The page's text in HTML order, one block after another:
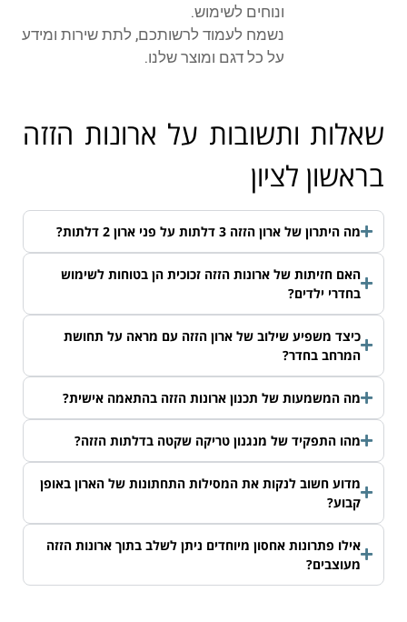
ונוחים לשימוש.
נשמח לעמוד לרשותכם, לתת שירות ומידע
על כל דגם ומוצר שלנו.
שאלות ותשובות על ארונות הזזה
בראשון לציון
מה היתרון של ארון הזזה 3 דלתות על פני ארון 2 דלתות?
האם חזיתות של ארונות הזזה זכוכית הן בטוחות לשימוש
בחדרי ילדים?
כיצד משפיע שילוב של ארון הזזה עם מראה על תחושת
המרחב בחדר?
מה המשמעות של תכנון ארונות הזזה בהתאמה אישית?
מהו התפקיד של מנגנון טריקה שקטה בדלתות הזזה?
מדוע חשוב לנקות את המסילות התחתונות של הארון באופן
קבוע?
אילו פתרונות אחסון מיוחדים ניתן לשלב בתוך ארונות הזזה
מעוצבים?